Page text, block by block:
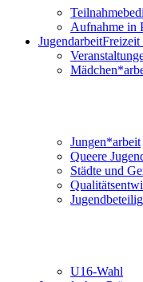
Aufnahme in
Jugendarbeit
Jungen*arbeit
Queere
Städte und
U16-Wahl